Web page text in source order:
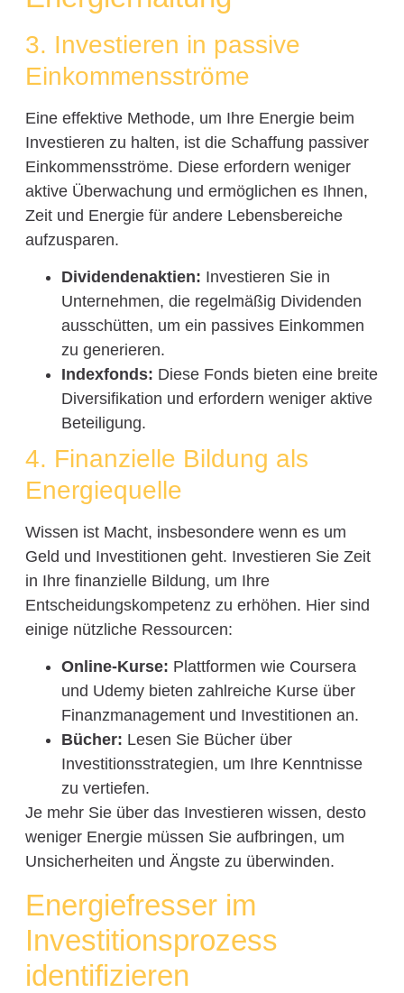
3. Investieren in passive
Einkommensströme
Eine effektive Methode, um Ihre Energie beim
Investieren zu halten, ist die Schaffung passiver
Einkommensströme. Diese erfordern weniger
aktive Überwachung und ermöglichen es Ihnen,
Zeit und Energie für andere Lebensbereiche
aufzusparen.
Dividendenaktien: Investieren Sie in
Unternehmen, die regelmäßig Dividenden
ausschütten, um ein passives Einkommen
zu generieren.
Indexfonds: Diese Fonds bieten eine breite
Diversifikation und erfordern weniger aktive
Beteiligung.
4. Finanzielle Bildung als
Energiequelle
Wissen ist Macht, insbesondere wenn es um
Geld und Investitionen geht. Investieren Sie Zeit
in Ihre finanzielle Bildung, um Ihre
Entscheidungskompetenz zu erhöhen. Hier sind
einige nützliche Ressourcen:
Online-Kurse: Plattformen wie Coursera
und Udemy bieten zahlreiche Kurse über
Finanzmanagement und Investitionen an.
Bücher: Lesen Sie Bücher über
Investitionsstrategien, um Ihre Kenntnisse
zu vertiefen.
Je mehr Sie über das Investieren wissen, desto
weniger Energie müssen Sie aufbringen, um
Unsicherheiten und Ängste zu überwinden.
Energiefresser im
Investitionsprozess
identifizieren